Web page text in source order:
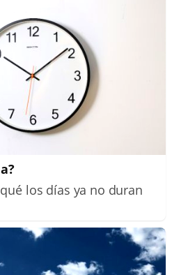
los días ya no duran